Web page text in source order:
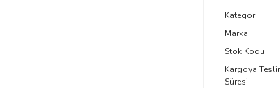
Kategori
Marka
Stok Kodu
Kargoya
Süresi